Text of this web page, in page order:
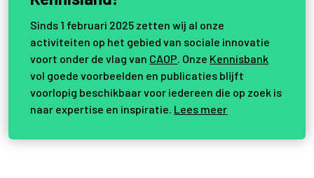
Sinds 1 februari 2025 zetten wij al onze
activiteiten op het gebied van sociale innovatie
voort onder de vlag van CAOP . Onze Kennisbank
vol goede voorbeelden en publicaties blijft
voorlopig beschikbaar voor iedereen die op zoek is
naar expertise en inspiratie. Lees meer